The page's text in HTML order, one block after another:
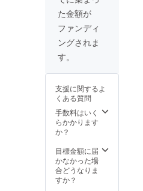
ださ
い。
※Twitter
DMでの
質問回
場合
カウン
ト名を
備考欄
にご記
入下さ
【オリ
ジナル
付箋】
【オリ
ジナル
【メー
Twitter
DMでの
質問回
答（1
回）】
援時、
必ず備
考欄に
ご希望
た金額が
ファンディ
ングされま
す。
支援に関するよ
くある質問
手数料はいく
らかかります
か？
目標金額に届
かなかった場
合どうなりま
すか？